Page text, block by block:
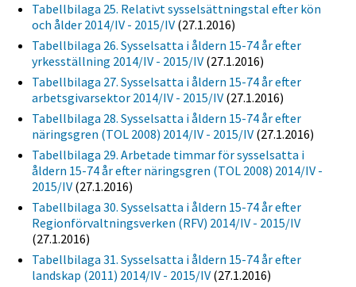
Tabellbilaga 25. Relativt sysselsättningstal efter kön
och ålder 2014/IV - 2015/IV (27.1.2016)
Tabellbilaga 26. Sysselsatta i åldern 15-74 år efter
yrkesställning 2014/IV - 2015/IV (27.1.2016)
Tabellbilaga 27. Sysselsatta i åldern 15-74 år efter
arbetsgivarsektor 2014/IV - 2015/IV (27.1.2016)
Tabellbilaga 28. Sysselsatta i åldern 15-74 år efter
näringsgren (TOL 2008) 2014/IV - 2015/IV (27.1.2016)
Tabellbilaga 29. Arbetade timmar för sysselsatta i
åldern 15-74 år efter näringsgren (TOL 2008) 2014/IV -
2015/IV (27.1.2016)
Tabellbilaga 30. Sysselsatta i åldern 15-74 år efter
Regionförvaltningsverken (RFV) 2014/IV - 2015/IV
(27.1.2016)
Tabellbilaga 31. Sysselsatta i åldern 15-74 år efter
landskap (2011) 2014/IV - 2015/IV (27.1.2016)